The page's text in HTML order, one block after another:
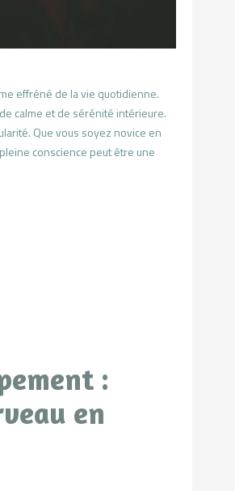
effréné de la vie quotidienne.
calme et de sérénité intérieure.
Que vous soyez novice en
conscience peut être une
:
en